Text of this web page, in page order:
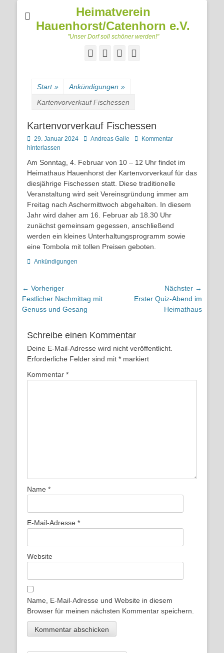
Heimatverein
Hauenhorst/Catenhorn e.V.
"Unser Dorf soll schöner werden!"
FacebookGoogleplus
Start » Ankündigungen »
Kartenvorverkauf Fischessen
Kartenvorverkauf Fischessen
Posted
on
29. Januar 2024 AutorAndreas Galle
Kommentar
hinterlassen
Am Sonntag, 4. Februar von 10 – 12 Uhr findet im
Heimathaus Hauenhorst der Kartenvorverkauf für das
diesjährige Fischessen statt. Diese traditionelle
Veranstaltung wird seit Vereinsgründung immer am
Freitag nach Aschermittwoch abgehalten. In diesem
Jahr wird daher am 16. Februar ab 18.30 Uhr
zunächst gemeinsam gegessen, anschließend
werden ein kleines Unterhaltungsprogramm sowie
eine Tombola mit tollen Preisen geboten.
Kategorien
Ankündigungen
Beitragsnavigation
← Vorheriger
Vorheriger
Beitrag:
Festlicher Nachmittag mit
Genuss und Gesang
Nächster →
NächsterErster Quiz-Abend im
Heimathaus
Schreibe einen Kommentar
Deine E-Mail-Adresse wird nicht veröffentlicht.
Erforderliche Felder sind mit * markiert
Kommentar *
Name *
E-Mail-Adresse *
Website
Name, E-Mail-Adresse und Website in diesem
Browser für meinen nächsten Kommentar speichern.